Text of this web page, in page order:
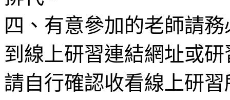
四、有意參加的老師請
到線上研習連結網址或
請自行確認收看線上研